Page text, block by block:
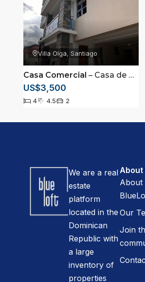
Villa Olga, Santiago
Casa Comercial – Casa de 3 niveles en renta ubicada en Villa Olga, Santiago
US$3,500
4 4.5 2
We are a real
estate
platform
located in the
Dominican
Republic with
a large
inventory of
properties
About
About
Our
Join